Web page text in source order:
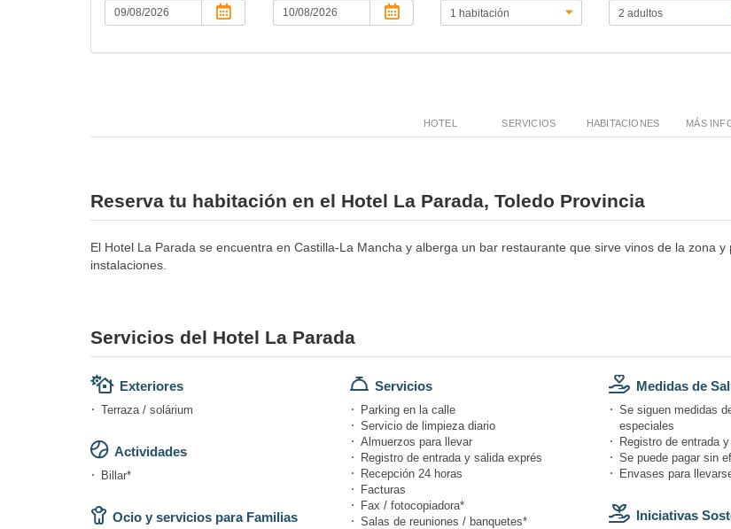
HOTEL SERVICIOS HABITACIONES MÁS
Reserva tu habitación en el Hotel La Parada, Toledo Provincia
El Hotel La Parada se encuentra en Castilla-La Mancha y alberga un bar restaurante que sirve vinos de la zona
instalaciones.
Servicios del Hotel La Parada
Exteriores
Terraza / solárium
Actividades
Billar*
Ocio y servicios para Familias
Servicios
Parking en la calle
Servicio de limpieza diario
Almuerzos para llevar
Registro de entrada y salida exprés
Recepción 24 horas
Facturas
Fax / fotocopiadora*
Salas de reuniones / banquetes*
Medidas de
Se siguen medidas
especiales
Registro de entrada
Se puede pagar sin
Envases para
Iniciativas